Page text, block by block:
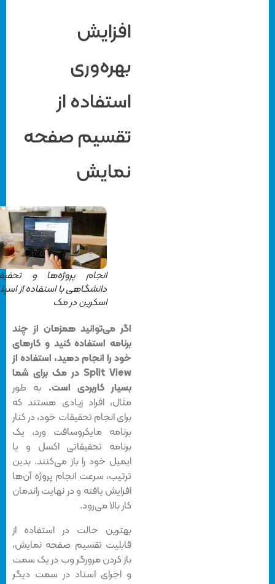
افزایش
بهره‌وری
استفاده از
تقسیم صفحه
نمایش
انجام پروژه‌ها و تحقیقات
دانشگاهی با استفاده از اسپلیت
اسکرین در مک
اگر می‌توانید همزمان از چند
برنامه استفاده کنید و کارهای
خود را انجام دهید، استفاده از
Split View در مک برای شما
بسیار کاربردی است.به طور
مثال، افراد زیادی هستند که
برای انجام تحقیقات خود، در کنار
برنامه مایکروسافت ورد، یک
برنامه تحقیقاتی اکسل و یا
ایمیل خود را باز می‌کنند. بدین
ترتیب، سرعت انجام پروژه آن‌ها
افزایش یافته و در نهایت راندمان
کار بالا می‌رود.
بهترین حالت در استفاده از
قابلیت تقسیم صفحه نمایش،
باز کردن مرورگر وب در یک سمت
و اجرای اسناد در سمت دیگر